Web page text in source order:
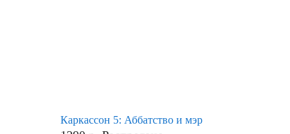
Каркассон 5: Аббатство и мэр